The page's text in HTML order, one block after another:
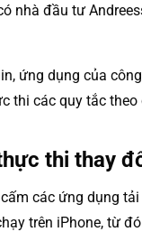
nhà đầu tư
ứng dụng của
thi các quy tắc
thi thay
các ứng dụng
trên iPhone, từ